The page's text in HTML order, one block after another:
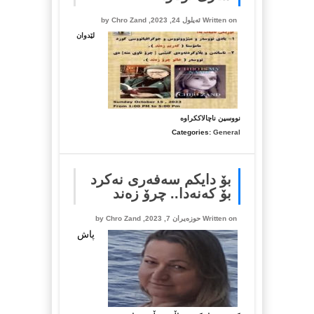
Written on ئه‌یلول 24, 2023, by
Chro Zand
لێدوان
نووسین ناچالاککراوەلە
کۆڕێک
لە
ئۆتاوا
Categories: General
بۆ دایکم سەفەری نەکرد
بۆ کەنەدا.. چرۆ زەند
Written on حوزه‌یران 7, 2023, by Chro Zand
پاش